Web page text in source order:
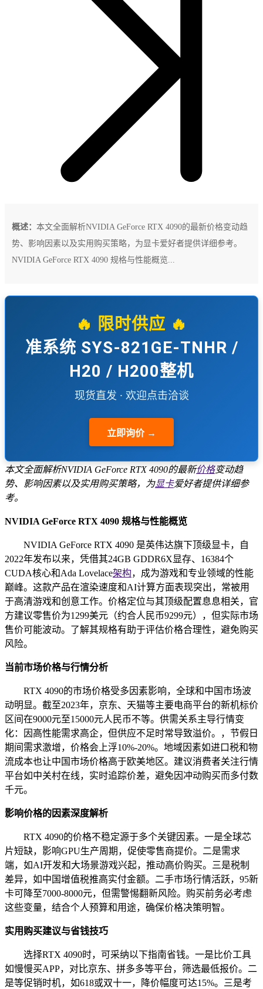
概述： 本文全面解析NVIDIA GeForce RTX 4090的最新价格变动趋
势、影响因素以及实用购买策略，为显卡爱好者提供详细参考。
NVIDIA GeForce RTX 4090 规格与性能概览...
🔥 限时供应 🔥
准系统 SYS-821GE-TNHR /
H20 / H200整机
现货直发 · 欢迎点击洽谈
立即询价 →
本文全面解析NVIDIA GeForce RTX 4090的最新价格变动趋
势、影响因素以及实用购买策略，为显卡爱好者提供详细参
考。
NVIDIA GeForce RTX 4090 规格与性能概览
NVIDIA GeForce RTX 4090 是英伟达旗下顶级显卡，自
2022年发布以来，凭借其24GB GDDR6X显存、16384个
CUDA核心和Ada Lovelace架构，成为游戏和专业领域的性能
巅峰。这款产品在渲染速度和AI计算方面表现突出，常被用
于高清游戏和创意工作。价格定位与其顶级配置息息相关，官
方建议零售价为1299美元（约合人民币9299元），但实际市场
售价可能波动。了解其规格有助于评估价格合理性，避免购买
风险。
当前市场价格与行情分析
RTX 4090的市场价格受多因素影响，全球和中国市场波
动明显。截至2023年，京东、天猫等主要电商平台的新机标价
区间在9000元至15000元人民币不等。供需关系主导行情变
化：因高性能需求高企，但供应不足时常导致溢价。，节假日
期间需求激增，价格会上浮10%-20%。地域因素如进口税和物
流成本也让中国市场价格高于欧美地区。建议消费者关注行情
平台如中关村在线，实时追踪价差，避免因冲动购买而多付数
千元。
影响价格的因素深度解析
RTX 4090的价格不稳定源于多个关键因素。一是全球芯
片短缺，影响GPU生产周期，促使零售商提价。二是需求
端，如AI开发和大场景游戏兴起，推动高价购买。三是税制
差异，如中国增值税推高实付金额。二手市场行情活跃，95新
卡可降至7000-8000元，但需警惕翻新风险。购买前务必考虑
这些变量，结合个人预算和用途，确保价格决策明智。
实用购买建议与省钱技巧
选择RTX 4090时，可采纳以下指南省钱。一是比价工具
如慢慢买APP，对比京东、拼多多等平台，筛选最低报价。二
是等促销时机，如618或双十一，降价幅度可达15%。三是考